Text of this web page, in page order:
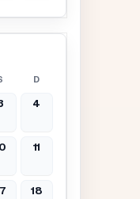
D
4
11
18